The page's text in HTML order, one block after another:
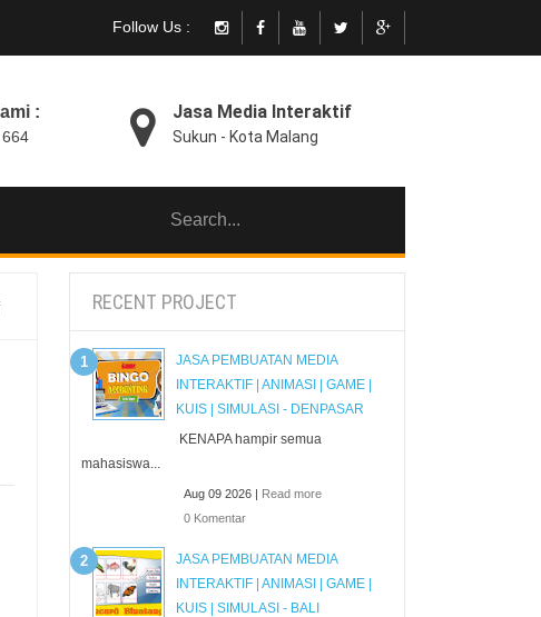
Follow Us :
: Jasa Media Interaktif
Sukun - Kota Malang
RECENT PROJECT
JASA PEMBUATAN MEDIA
INTERAKTIF | ANIMASI | GAME |
KUIS | SIMULASI - DENPASAR
KENAPA hampir semua
mahasiswa...
Aug 09 2026 | Read more
0 Komentar
JASA PEMBUATAN MEDIA
INTERAKTIF | ANIMASI | GAME |
KUIS | SIMULASI - BALI